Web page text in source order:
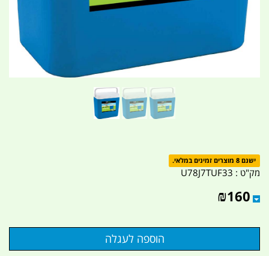
ישנם 8 מוצרים זמינים במלאי.
מק"ט : U78J7TUF33
₪160